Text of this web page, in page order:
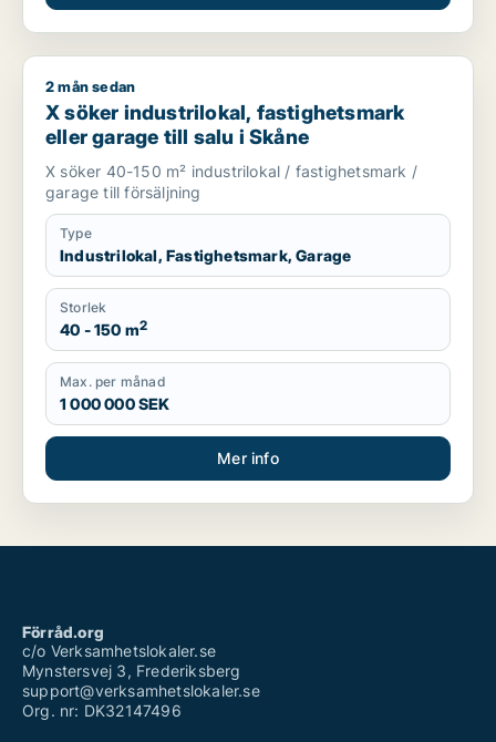
X söker industrilokal, fastighetsmark eller garage till salu i
2 mån sedan
X söker industrilokal, fastighetsmark
eller garage till salu i Skåne
X söker 40-150 m² industrilokal / fastighetsmark /
garage till försäljning
Type
Industrilokal, Fastighetsmark, Garage
Storlek
40 - 150 m2
Max. per månad
1 000 000 SEK
Mer info
Förråd.org
c/o Verksamhetslokaler.se
Mynstersvej 3, Frederiksberg
support@verksamhetslokaler.se
Org. nr: DK32147496